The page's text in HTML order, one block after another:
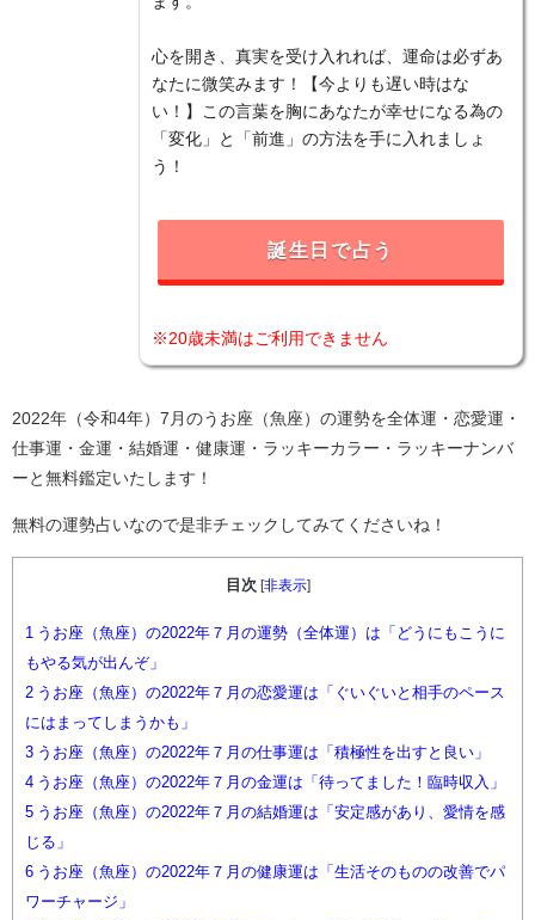
心を開き、真実を受け入れれば、運命は必ずあ
なたに微笑みます！【今よりも遅い時はな
い！】この言葉を胸にあなたが幸せになる為の
「変化」と「前進」の方法を手に入れましょ
う！
誕生日で占う
※20歳未満はご利用できません
2022年（令和4年）7月のうお座（魚座）の運勢を全体運・恋愛運・
仕事運・金運・結婚運・健康運・ラッキーカラー・ラッキーナンバ
ーと無料鑑定いたします！
無料の運勢占いなので是非チェックしてみてくださいね！
目次 非表示]
1
うお座（魚座）の2022年７月の運勢（全体運）は「どうにもこうに
もやる気が出んぞ」
2 うお座（魚座）の2022年７月の恋愛運は「ぐいぐいと相手のペース
にはまってしまうかも」
3 うお座（魚座）の2022年７月の仕事運は「積極性を出すと良い」
4 うお座（魚座）の2022年７月の金運は「待ってました！臨時収入」
5 うお座（魚座）の2022年７月の結婚運は「安定感があり、愛情を感
じる」
6 うお座（魚座）の2022年７月の健康運は「生活そのものの改善でパ
ワーチャージ」